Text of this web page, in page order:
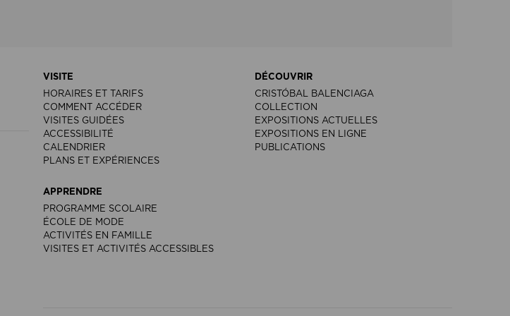
VISITE
HORAIRES ET TARIFS
COMMENT ACCÉDER
VISITES GUIDÉES
ACCESSIBILITÉ
CALENDRIER
PLANS ET EXPÉRIENCES
DÉCOUVRIR
CRISTÓBAL BALENCIAGA
COLLECTION
EXPOSITIONS ACTUELLES
EXPOSITIONS EN LIGNE
PUBLICATIONS
APPRENDRE
PROGRAMME SCOLAIRE
ÉCOLE DE MODE
ACTIVITÉS EN FAMILLE
VISITES ET ACTIVITÉS ACCESSIBLES